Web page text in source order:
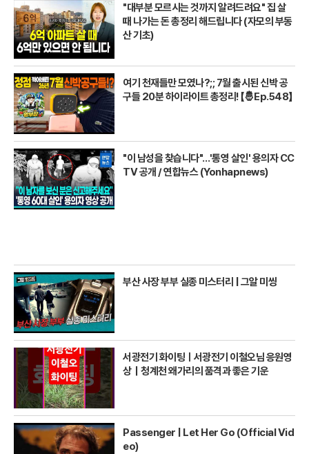
"대부분 모르시는 것까지 알려드려요" 집 살
때 나가는 돈 총정리 해드립니다 (자모의 부동
산 기초)
여기 천재들만 모였나?;; 7월 출시된 신박 공
구들 20분 하이라이트 총정리! 【🤴Ep.548】
"이 남성을 찾습니다"…'통영 살인' 용의자 CC
TV 공개 / 연합뉴스 (Yonhapnews)
부산 사장 부부 실종 미스터리 | 그알 미씽
서광전기 화이팅ㅣ서광전기 이철오님 응원영
상｜청계천 왜가리의 품격과 좋은 기운
Passenger | Let Her Go (Official Vid
eo)